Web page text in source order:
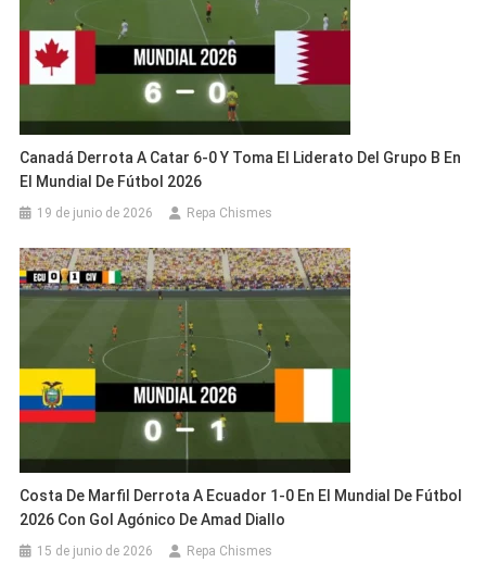
Canadá Derrota A Catar 6-0 Y Toma El Liderato Del Grupo B En
El Mundial De Fútbol 2026
19 de junio de 2026 Repa Chismes
Costa De Marfil Derrota A Ecuador 1-0 En El Mundial De Fútbol
2026 Con Gol Agónico De Amad Diallo
15 de junio de 2026 Repa Chismes